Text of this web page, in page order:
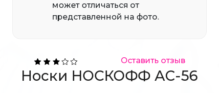
может отличаться от
представленной на фото.
Оставить отзыв
Носки НОСКОФФ АС-56